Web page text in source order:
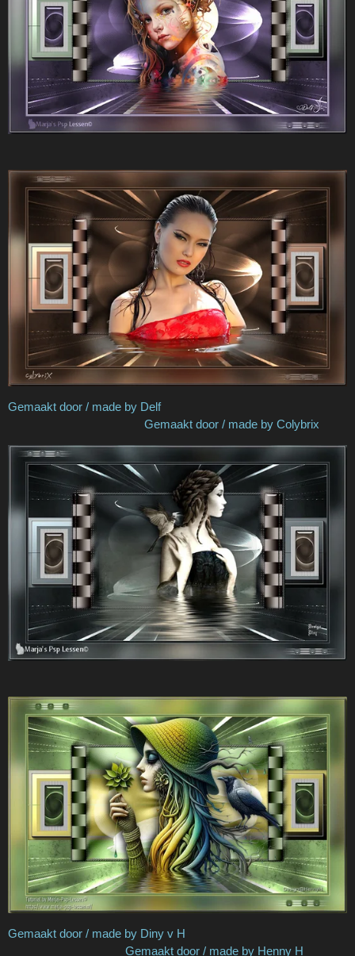
Gemaakt door / made by Delf
Gemaakt door / made by Colybrix
Gemaakt door / made by Diny v H
Gemaakt door / made by Henny H